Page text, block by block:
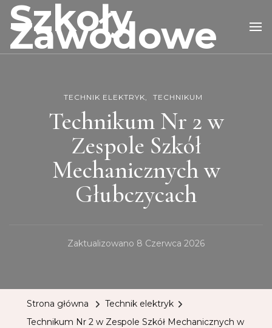
Szkoły
Zawodowe
TECHNIK ELEKTRYK TECHNIKUM
Technikum Nr 2 w
Zespole Szkół
Mechanicznych w
Głubczycach
Zaktualizowano 8 Czerwca 2026
Strona główna
Technik elektryk
Technikum Nr 2 w Zespole Szkół Mechanicznych w